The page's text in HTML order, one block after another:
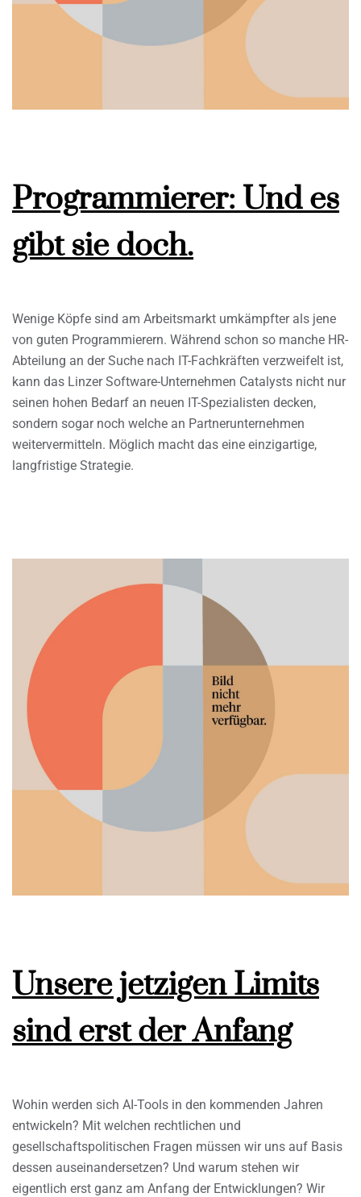
Programmierer: Und es
gibt sie doch.
Wenige Köpfe sind am Arbeitsmarkt umkämpfter als jene
von guten Programmierern. Während schon so manche HR-
Abteilung an der Suche nach IT-Fachkräften verzweifelt ist,
kann das Linzer Software-Unternehmen Catalysts nicht nur
seinen hohen Bedarf an neuen IT-Spezialisten decken,
sondern sogar noch welche an Partnerunternehmen
weitervermitteln. Möglich macht das eine einzigartige,
langfristige Strategie.
Unsere jetzigen Limits
sind erst der Anfang
Wohin werden sich AI-Tools in den kommenden Jahren
entwickeln? Mit welchen rechtlichen und
gesellschaftspolitischen Fragen müssen wir uns auf Basis
dessen auseinandersetzen? Und warum stehen wir
eigentlich erst ganz am Anfang der Entwicklungen? Wir